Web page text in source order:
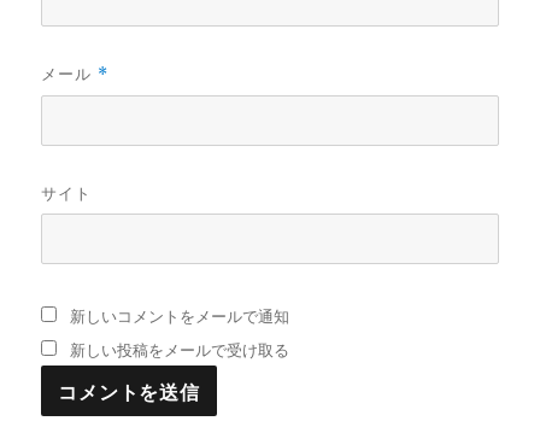
メール *
サイト
新しいコメントをメールで通知
新しい投稿をメールで受け取る